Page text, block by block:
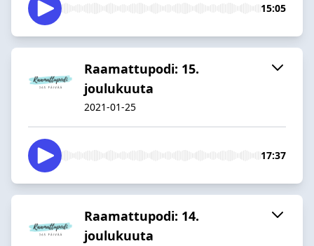
15:05
Raamattupodi: 15.
joulukuuta
2021-01-25
17:37
Raamattupodi: 14.
joulukuuta